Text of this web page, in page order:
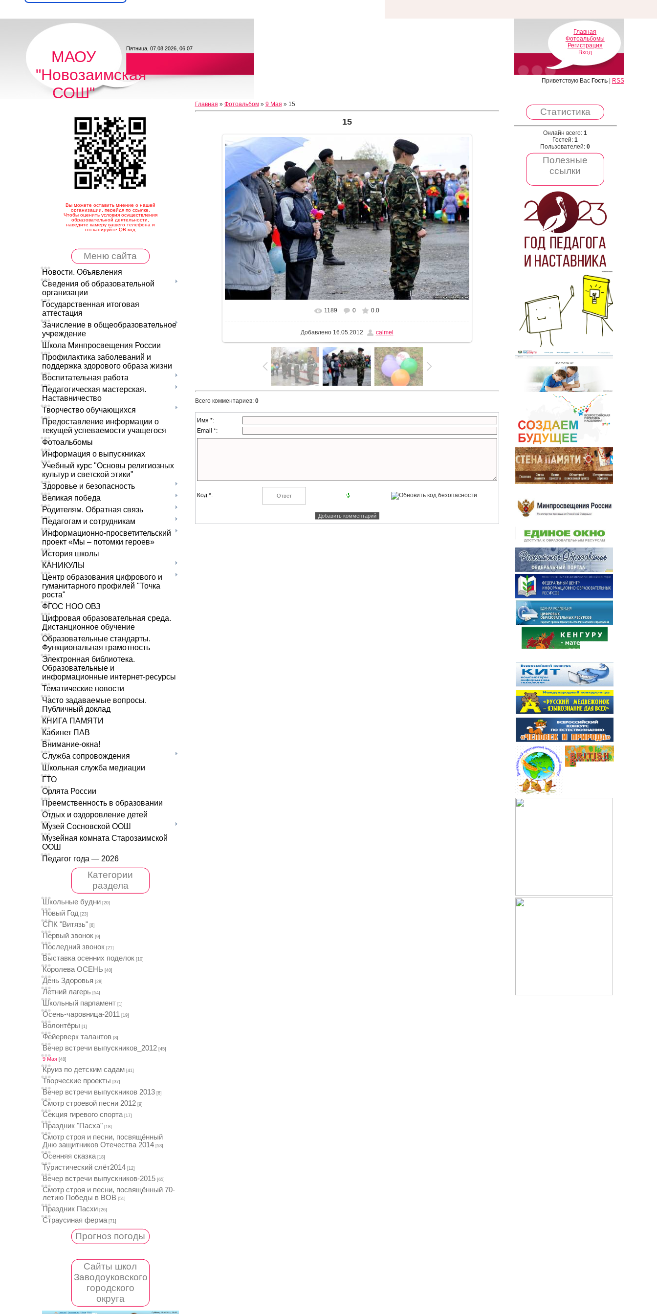
МАОУ
"Новозаимская
СОШ"
Пятница, 07.08.2026, 06:07
Главная
Фотоальбомы
Регистрация
Вход
Приветствую Вас Гость| RSS
Вы можете оставить мнение о нашей
организации, перейдя по ссылке.
Чтобы оценить условия осуществления
образовательной деятельности,
наведите камеру вашего телефона и
отсканируйте QR-код
Меню сайта
Новости. Объявления
Сведения об образовательной
организации
Государственная итоговая
аттестация
Зачисление в общеобразовательное
учреждение
Школа Минпросвещения России
Профилактика заболеваний и
поддержка здорового образа жизни
Воспитательная работа
Педагогическая мастерская.
Наставничество
Творчество обучающихся
Предоставление информации о
текущей успеваемости учащегося
Фотоальбомы
Информация о выпускниках
Учебный курс "Основы религиозных
культур и светской этики"
Здоровье и безопасность
Великая победа
Родителям. Обратная связь
Педагогам и сотрудникам
Информационно-просветительский
проект «Мы – потомки героев»
История школы
КАНИКУЛЫ
Центр образования цифрового и
гуманитарного профилей "Точка
роста"
ФГОС НОО ОВЗ
Цифровая образовательная среда.
Дистанционное обучение
Образовательные стандарты.
Функциональная грамотность
Электронная библиотека.
Образовательные и
информационные интернет-ресурсы
Тематические новости
Часто задаваемые вопросы.
Публичный доклад
КНИГА ПАМЯТИ
Кабинет ПАВ
Внимание-окна!
Служба сопровождения
Школьная служба медиации
ГТО
Орлята России
Преемственность в образовании
Отдых и оздоровление детей
Музей Сосновской ООШ
Музейная комната Старозаимской
ООШ
Педагог года — 2026
Категории
раздела
Школьные будни [20]
Новый Год [23]
СПК "Витязь" [8]
Первый звонок [9]
Последний звонок [21]
Выставка осенних поделок [10]
Королева ОСЕНЬ [40]
День Здоровья [28]
Летний лагерь [54]
Школьный парламент [1]
Осень-чаровница-2011 [19]
Волонтёры [1]
Фейерверк талантов [8]
Вечер встречи выпускников_2012 [45]
9 Мая [48]
Круиз по детским садам [41]
Творческие проекты [37]
Вечер встречи выпускников 2013 [8]
Смотр строевой песни 2012 [9]
Секция гиревого спорта [17]
Праздник "Пасха" [18]
Смотр строя и песни, посвящённый
Дню защитников Отечества 2014 [53]
Осенняя сказка [18]
Туристический слёт2014 [12]
Вечер встречи выпускников-2015 [65]
Смотр строя и песни, посвящённый 70-
летию Победы в ВОВ [51]
Праздник Пасхи [26]
Страусиная ферма [71]
Прогноз погоды
Сайты школ
Заводоуковского
городского
округа
Главная » Фотоальбом» 9 Мая » 15
15
В реальном размере 1024x682
1189 0 0.0
Добавлено16.05.2012 calmel
Всего комментариев: 0
Имя *:
Email *:
Код *:
Статистика
Онлайн всего: 1
Гостей: 1
Пользователей: 0
Полезные
ссылки